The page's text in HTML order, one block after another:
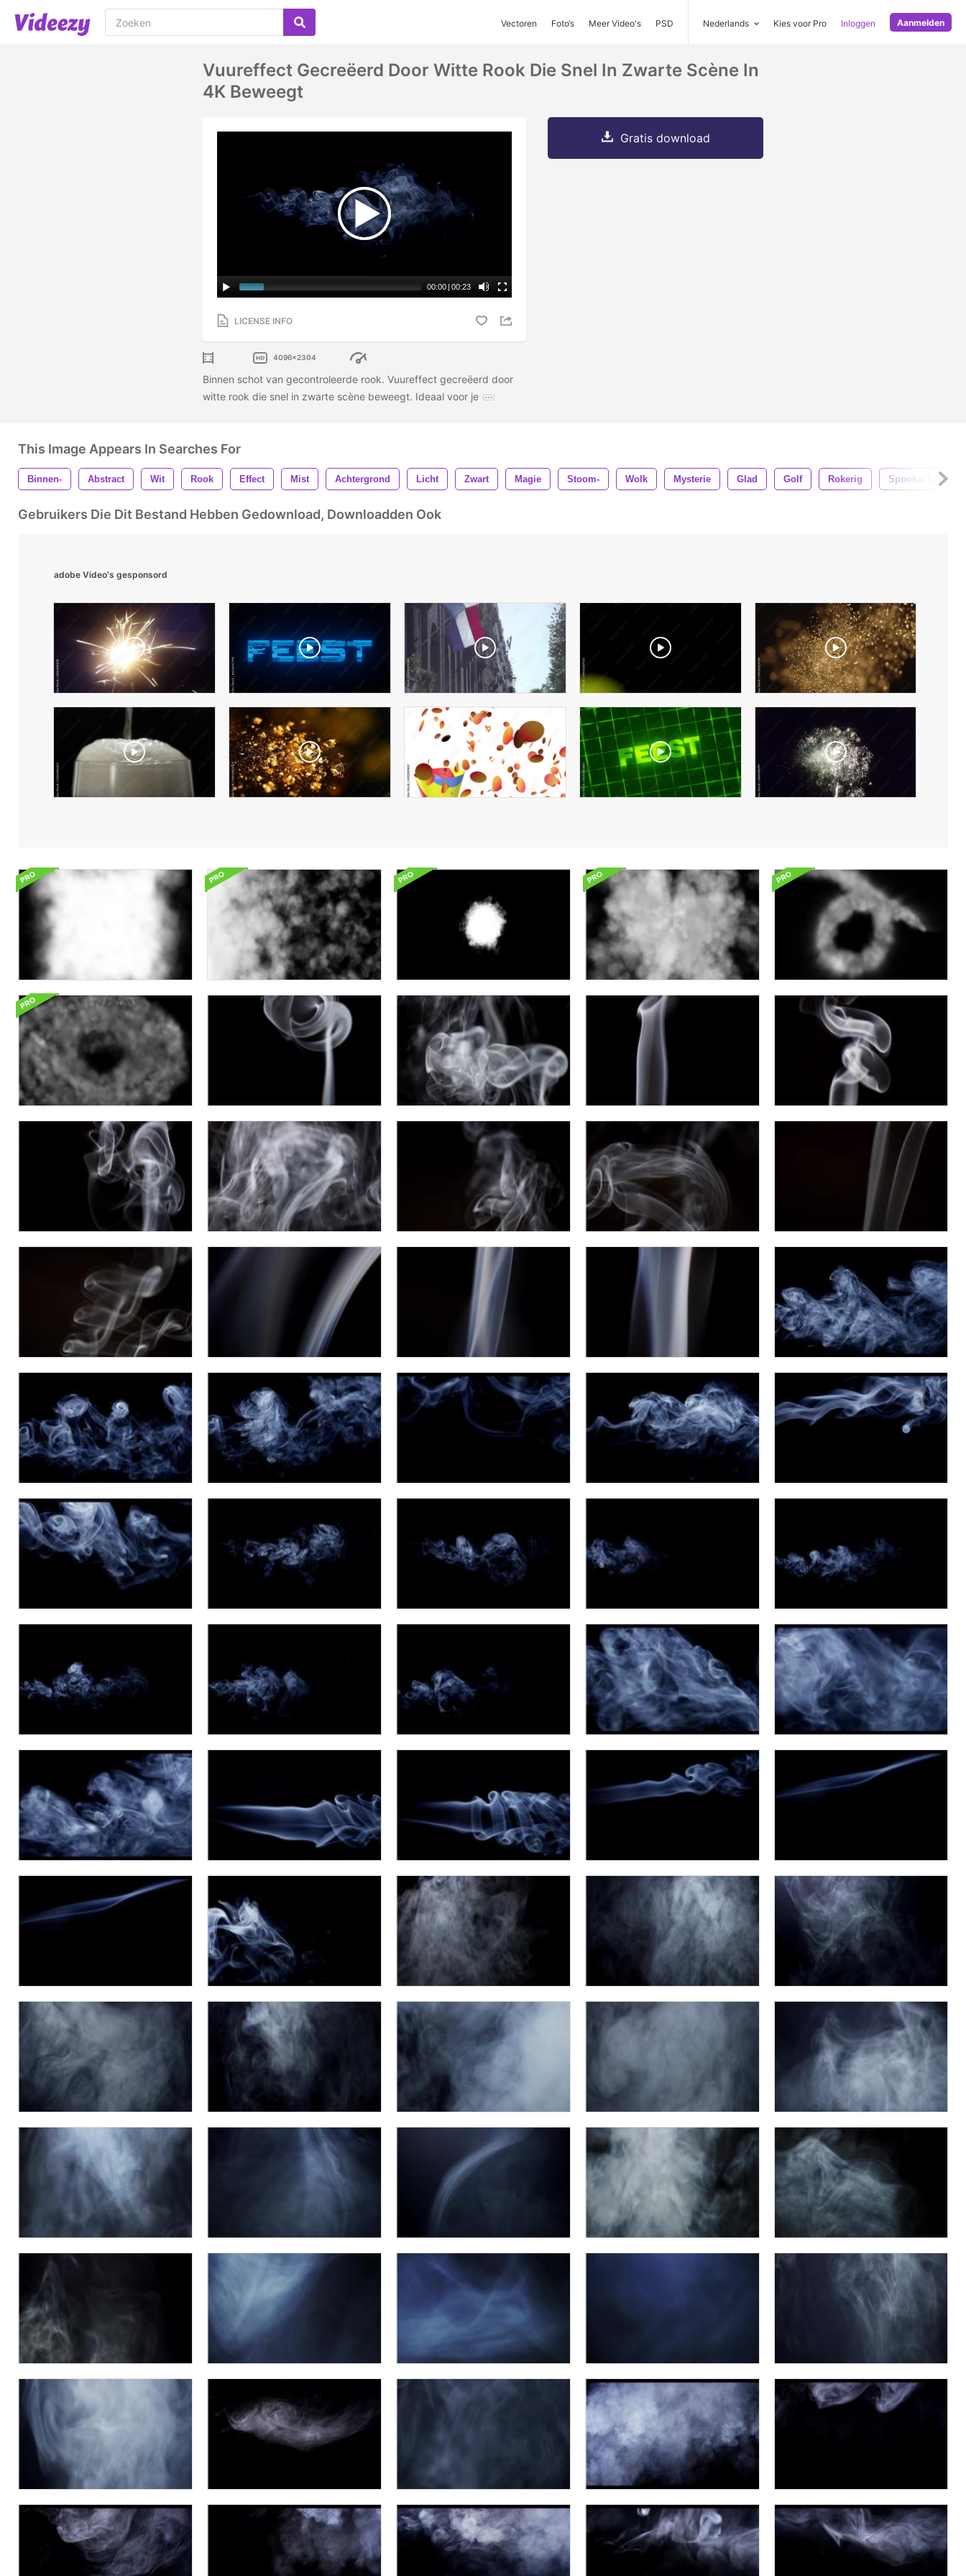
Vectoren Foto‘s Meer Video's PSD Nederlands Kies voor Pro Inloggen Aanmelden
Vuureffect Gecreëerd Door Witte Rook Die Snel In Zwarte Scène In
4K Beweegt
00:00 | 00:23
LICENSE INFO
4096x2304
Binnen schot van gecontroleerde rook. Vuureffect gecreëerd door
witte rook die snel in zwarte scène beweegt. Ideaal voor je
Gratis download
This Image Appears In Searches For
Binnen- Abstract Wit Rook Effect Mist Achtergrond Licht Zwart Magie Stoom- Wolk Mysterie Glad Golf Rokerig Spookachtig
Gebruikers Die Dit Bestand Hebben Gedownload, Downloadden Ook
adobe Video's gesponsord